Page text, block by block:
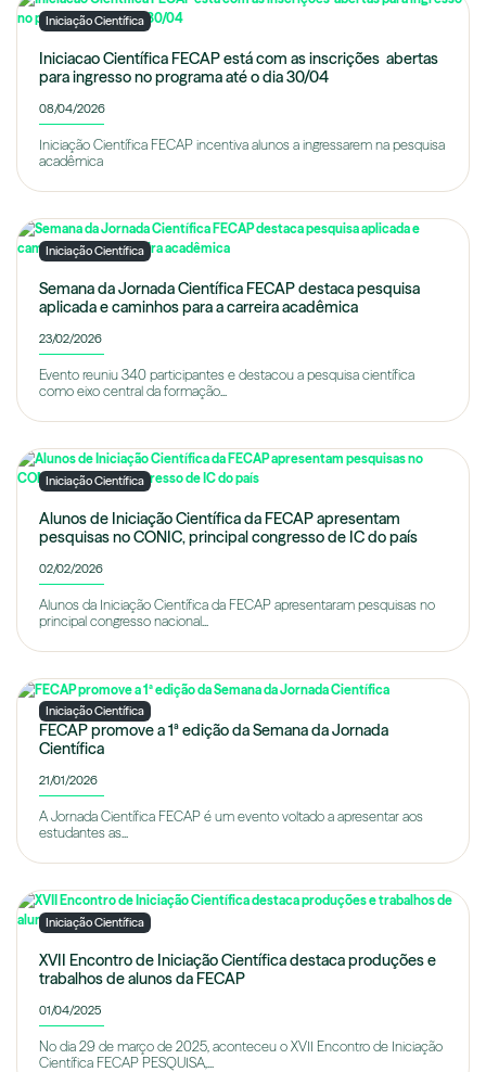
Iniciação Científica
Iniciacao Científica FECAP está com as inscrições abertas
para ingresso no programa até o dia 30/04
08/04/2026
Iniciação Científica FECAP incentiva alunos a ingressarem na pesquisa
acadêmica
Iniciação Científica
Semana da Jornada Científica FECAP destaca pesquisa
aplicada e caminhos para a carreira acadêmica
23/02/2026
Evento reuniu 340 participantes e destacou a pesquisa científica
como eixo central da formação...
Iniciação Científica
Alunos de Iniciação Científica da FECAP apresentam
pesquisas no CONIC, principal congresso de IC do país
02/02/2026
Alunos da Iniciação Científica da FECAP apresentaram pesquisas no
principal congresso nacional...
Iniciação Científica
FECAP promove a 1ª edição da Semana da Jornada
Científica
21/01/2026
A Jornada Científica FECAP é um evento voltado a apresentar aos
estudantes as...
Iniciação Científica
XVII Encontro de Iniciação Científica destaca produções e
trabalhos de alunos da FECAP
01/04/2025
No dia 29 de março de 2025, aconteceu o XVII Encontro de Iniciação
Científica FECAP PESQUISA,...